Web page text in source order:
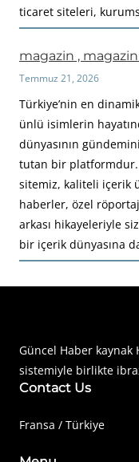
ticaret siteleri,
magazin ,
Temmuz 21, 2026
Türkiye’nin en
ünlü isimlerin
dünyasının
tutan bir platformdur.
sitemiz, kaliteli içerik
haberler, özel
arkası hikayeleriyle
bir içerik dünyasına
Güncel Haber kaynak
sistemiyle birlikte
Contact Us
Fransa / Türkiye